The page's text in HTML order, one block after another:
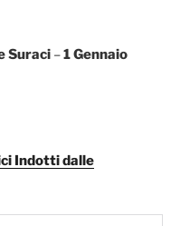
Suraci –1 Gennaio
Indotti dalle